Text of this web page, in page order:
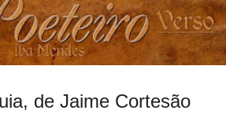
de Jaime Cortesão